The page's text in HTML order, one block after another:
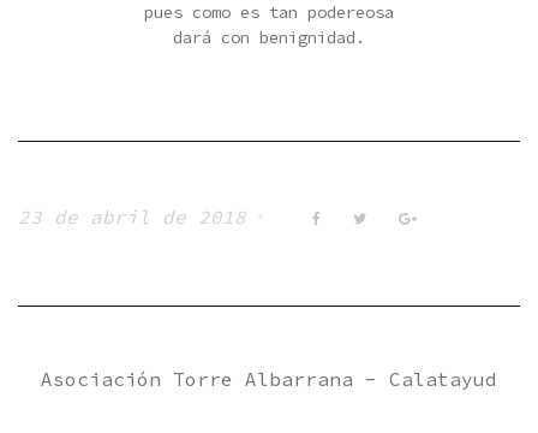
pues como es tan podereosa
dará con benignidad.
23 de abril de 2018 FacebookTwitterGoogle+
Asociación Torre Albarrana - Calatayud